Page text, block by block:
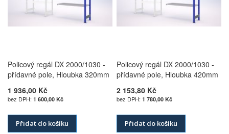
Policový regál DX 2000/1030 -
přídavné pole, Hloubka 320mm
1 936,00 Kč
1 600,00 Kč
Přidat do košíku
Policový regál DX 2000/1030 -
přídavné pole, Hloubka 420mm
2 153,80 Kč
1 780,00 Kč
Přidat do košíku